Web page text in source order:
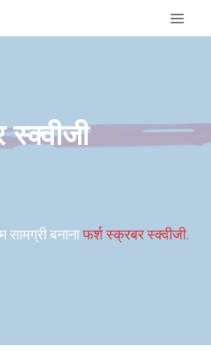
सामग्री बनानाफर्श स्क्रबर स्क्वीजी.